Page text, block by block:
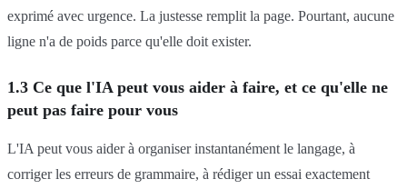
exprimé avec urgence. La justesse remplit la page. Pourtant, aucune
ligne n'a de poids parce qu'elle doit exister.
1.3 Ce que l'IA peut vous aider à faire, et ce qu'elle ne
peut pas faire pour vous
L'IA peut vous aider à organiser instantanément le langage, à
corriger les erreurs de grammaire, à rédiger un essai exactement